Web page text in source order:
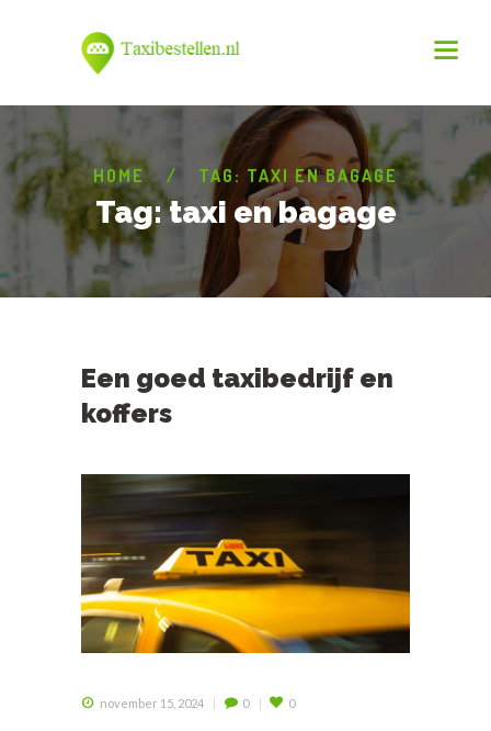
HOME TAG: TAXI EN BAGAGE
Tag: taxi en bagage
Een goed taxibedrijf en
koffers
november 15, 2024 0 0